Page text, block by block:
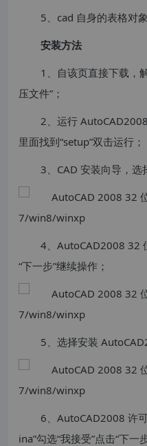
5、cad 自身的表格对
安装方法
1、自该页直接下载，
压文件”；
2、运行
里面找到“setup”双击运行；
3、CAD 安装向导，选
4、AutoCAD2008 32
“下一步”继续操作；
5、选择安装
6、AutoCAD2008 许
ina”勾选“我接受”点击“下一